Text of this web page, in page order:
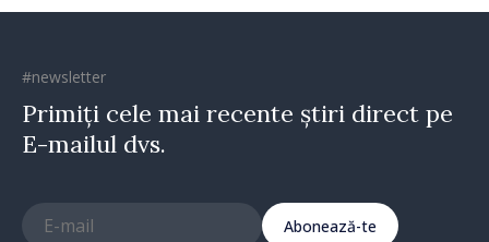
#newsletter
Primiți cele mai recente știri direct pe
E-mailul dvs.
Abonează-te